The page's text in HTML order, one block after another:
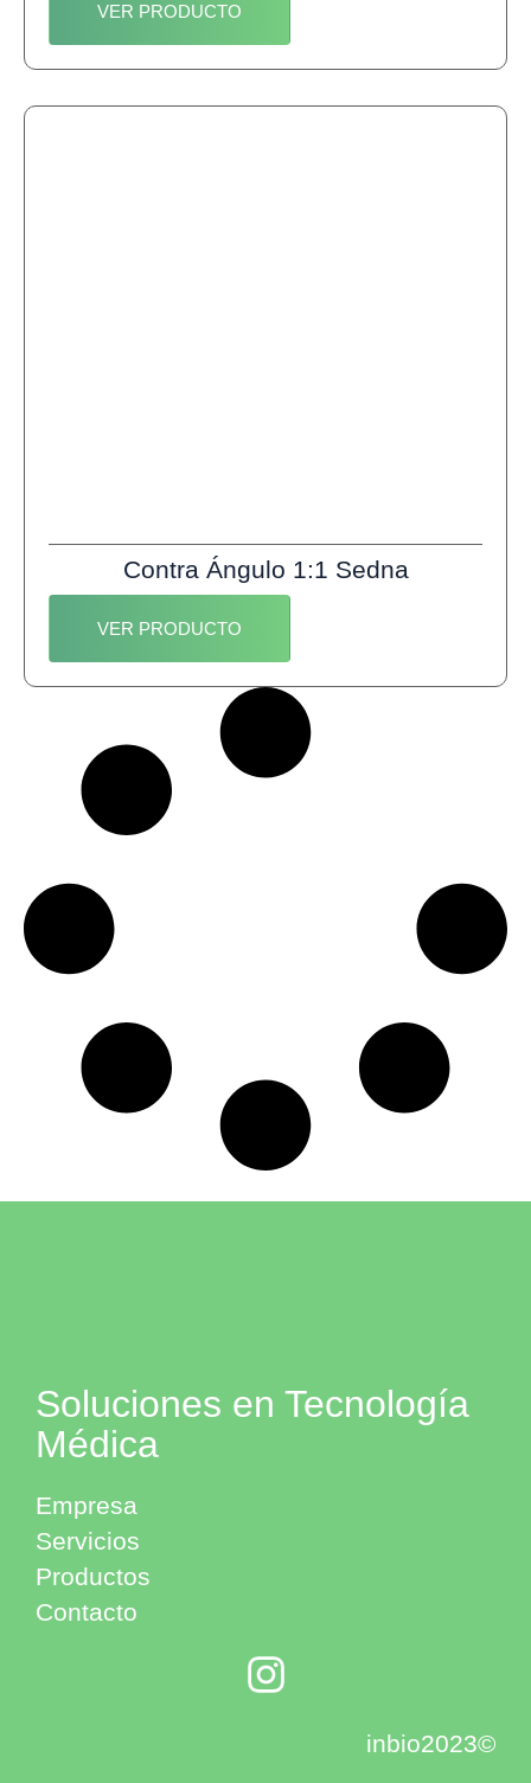
VER PRODUCTO
Contra Ángulo 1:1 Sedna
VER PRODUCTO
Soluciones en Tecnología
Médica
Empresa
Servicios
Productos
Contacto
inbio2023©